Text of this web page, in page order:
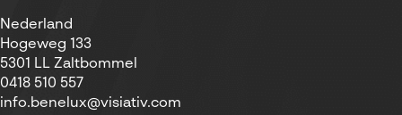
Nederland
Hogeweg 133
5301 LL Zaltbommel
0418 510 557
info.benelux@visiativ.com